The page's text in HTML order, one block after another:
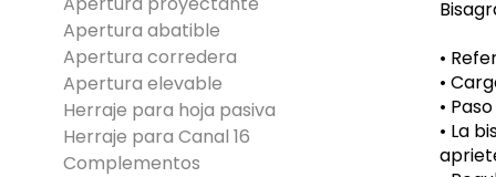
Apertura abatible
Apertura corredera
Apertura elevable
Herraje para hoja pasiva
Herraje para Canal 16
Complementos
•
•
•
• La